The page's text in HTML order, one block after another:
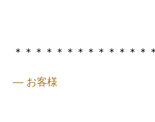
＊＊＊＊＊＊＊＊＊＊＊＊＊
— お客様